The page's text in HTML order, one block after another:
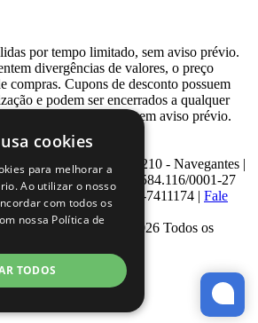
por tempo limitado, sem aviso prévio.
divergências de valores, o preço
compras. Cupons de desconto possuem
e podem ser encerrados a qualquer
sua disponibilidade e sem aviso prévio.
Venezuela, Nº 210 - Navegantes |
90.240-220 CNPJ: 08.584.116/0001-27
| Telefone: 0800-7411174 | Fale
ou parcial | © 2007 - 2026 Todos os
cookies
para melhorar a
Ao utilizar o nosso
com todos os
nossa Política de
TODOS